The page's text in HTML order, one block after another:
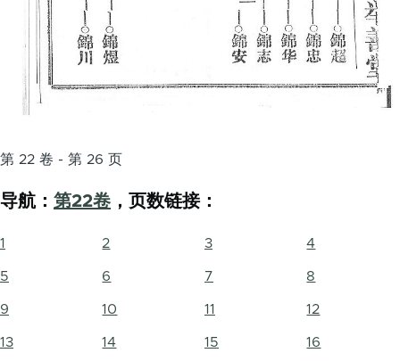
第 22 卷 - 第 26 页
导航： 第22卷 ，页数链接：
1 2 3 4
5 6 7 8
9 10 11 12
13 14 15 16